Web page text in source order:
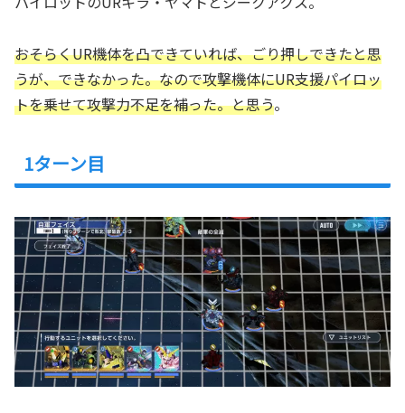
おそらくUR機体を凸できていれば、ごり押しできたと思
うが、できなかった。なので攻撃機体にUR支援パイロッ
トを乗せて攻撃力不足を補った。と思う。
1ターン目